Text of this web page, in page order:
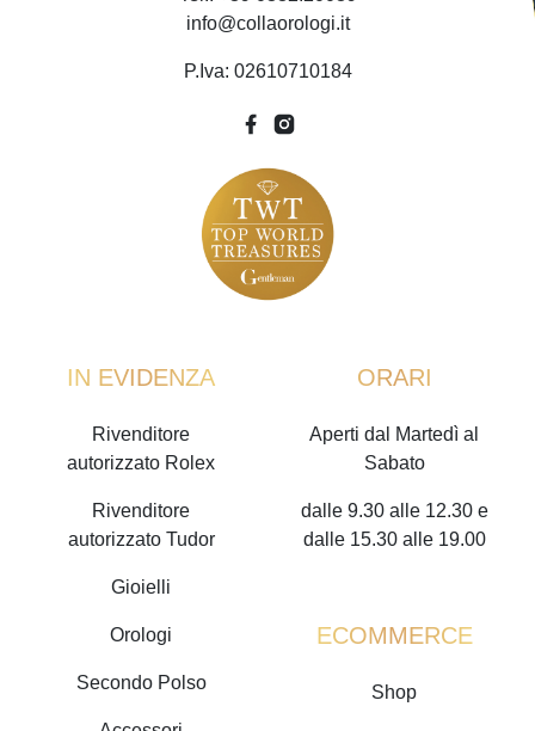
info@collaorologi.it
P.Iva: 02610710184
IN EVIDENZA
Rivenditore
autorizzato Rolex
Rivenditore
autorizzato Tudor
Gioielli
Orologi
Secondo Polso
ORARI
Aperti dal Martedì al
Sabato
dalle 9.30 alle 12.30 e
dalle 15.30 alle 19.00
ECOMMERCE
Shop